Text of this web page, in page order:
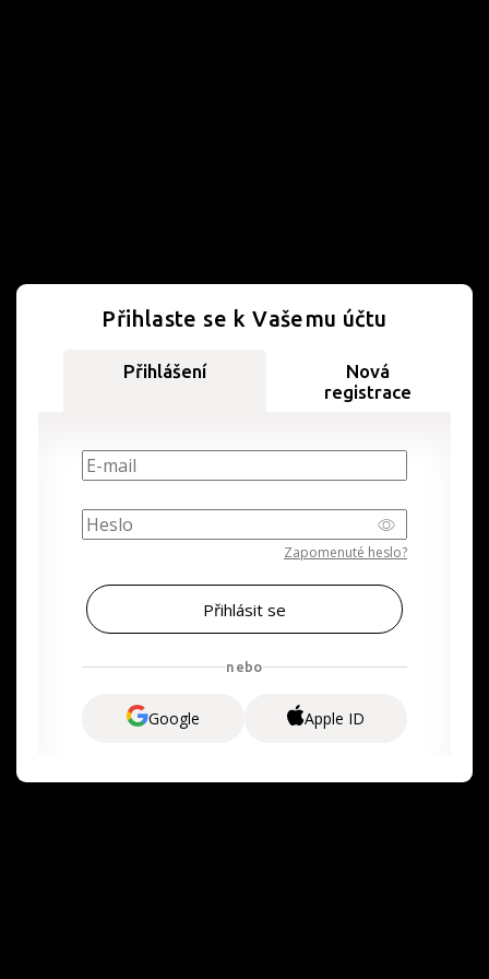
Přihlaste se k Vašemu účtu
Přihlášení
Nová
registrace
Zapomenuté heslo?
nebo
Google Apple ID